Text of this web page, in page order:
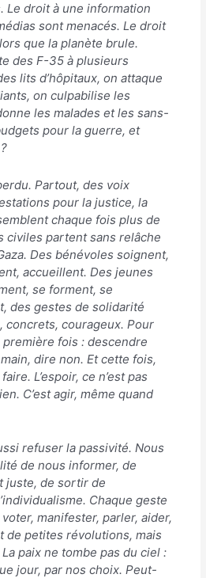
Le droit à une information
sont menacés. Le droit
que la planète brule.
des F-35 à plusieurs
lits d’hôpitaux, on attaque
on culpabilise les
les malades et les sans-
pour la guerre, et
Partout, des voix
pour la justice, la
chaque fois plus de
civiles partent sans relâche
Des bénévoles soignent,
accueillent. Des jeunes
se forment, se
des gestes de solidarité
concrets, courageux. Pour
première fois : descendre
dire non. Et cette fois,
L’espoir, ce n’est pas
C’est agir, même quand
refuser la passivité. Nous
de nous informer, de
juste, de sortir de
Chaque geste
manifester, parler, aider,
de petites révolutions, mais
paix ne tombe pas du ciel :
jour, par nos choix. Peut-